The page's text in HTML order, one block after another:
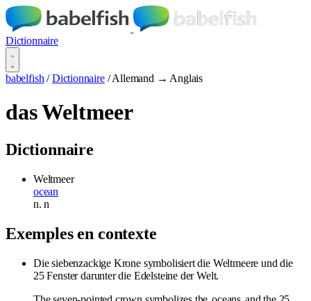
Dictionnaire
babelfish / Dictionnaire / Allemand → Anglais
das Weltmeer
Dictionnaire
Weltmeer
ocean
n.n
Exemples en contexte
Die siebenzackige Krone symbolisiert die Weltmeere und die
25 Fenster darunter die Edelsteine der Welt.